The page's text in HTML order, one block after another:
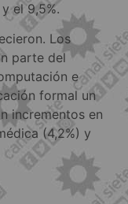
el 9,5%.
Los
parte del
e
formal un
incrementos en
(4,2%) y